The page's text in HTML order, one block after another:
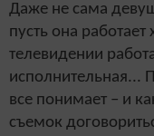
Даже не сама
пусть она работает
телевидении
исполнительная...
все понимает – и
съемок